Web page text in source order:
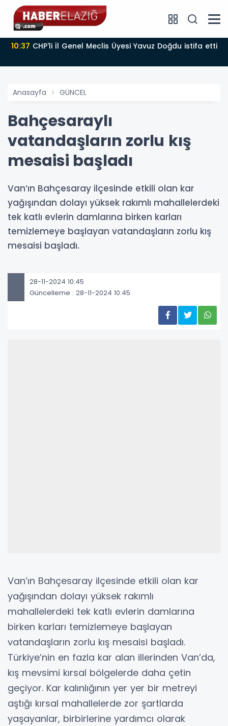
10:37 CHP'li İl Genel Meclis Üyesi Yavuz Doğdu istifa etti
Anasayfa GÜNCEL
Bahçesaraylı
vatandaşların zorlu kış
mesaisi başladı
Van’ın Bahçesaray ilçesinde etkili olan kar
yağışından dolayı yüksek rakımlı mahallelerdeki
tek katlı evlerin damlarına birken karları
temizlemeye başlayan vatandaşların zorlu kış
mesaisi başladı.
28-11-2024 10:45
Güncelleme : 28-11-2024 10:45
Van’ın Bahçesaray ilçesinde etkili olan kar
yağışından dolayı yüksek rakımlı
mahallelerdeki tek katlı evlerin damlarına
birken karları temizlemeye başlayan
vatandaşların zorlu kış mesaisi başladı.
Türkiye’nin en fazla kar alan illerinden Van’da,
kış mevsimi kırsal bölgelerde daha çetin
geçiyor. Kar kalınlığının yer yer bir metreyi
aştığı kırsal mahallelerde zor şartlarda
yaşayanlar, birbirlerine yardımcı olarak